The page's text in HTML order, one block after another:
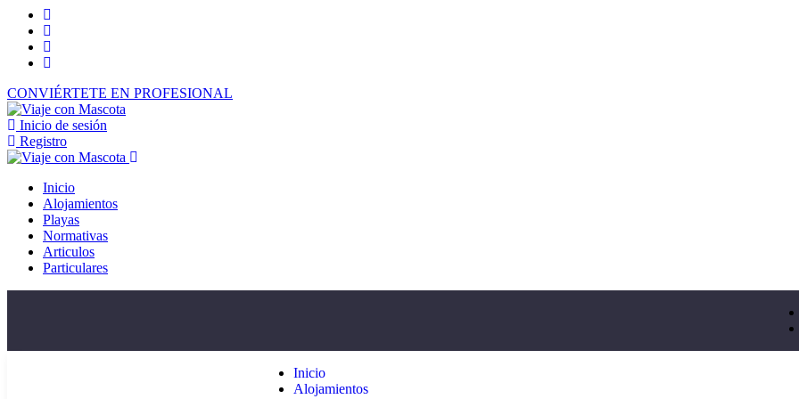
CONVIÉRTETE EN PROFESIONAL
Inicio de sesión
Registro
Inicio
Alojamientos
Playas
Normativas
Articulos
Particulares
Inicio
Alojamientos